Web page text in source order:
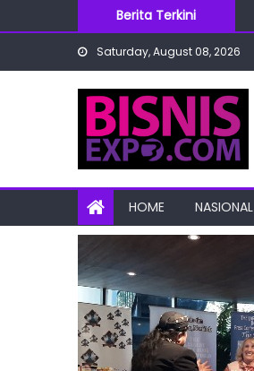
to
Berita Terkini
Saturday, August 08, 2026
HOME NASIONAL